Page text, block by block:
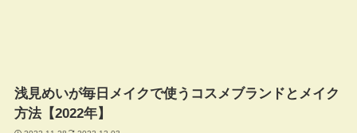
浅見めいが毎日メイクで使うコスメブランドとメイク
方法【2022年】